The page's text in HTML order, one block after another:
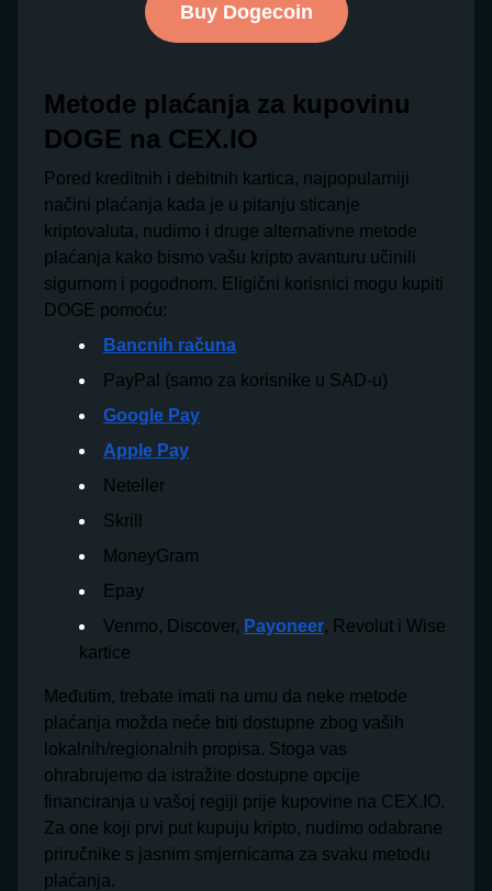
Buy Dogecoin
Metode plaćanja za kupovinu
DOGE na CEX.IO
Pored kreditnih i debitnih kartica, najpopularniji
načini plaćanja kada je u pitanju sticanje
kriptovaluta, nudimo i druge alternativne metode
plaćanja kako bismo vašu kripto avanturu učinili
sigurnom i pogodnom. Eligični korisnici mogu kupiti
DOGE pomoću:
Bancnih računa
PayPal (samo za korisnike u SAD-u)
Google Pay
Apple Pay
Neteller
Skrill
MoneyGram
Epay
Venmo, Discover, Payoneer, Revolut i Wise
kartice
Međutim, trebate imati na umu da neke metode
plaćanja možda neće biti dostupne zbog vaših
lokalnih/regionalnih propisa. Stoga vas
ohrabrujemo da istražite dostupne opcije
financiranja u vašoj regiji prije kupovine na CEX.IO.
Za one koji prvi put kupuju kripto, nudimo odabrane
priručnike s jasnim smjernicama za svaku metodu
plaćanja.